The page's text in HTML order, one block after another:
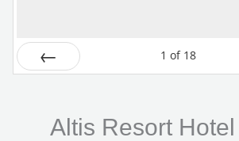
1 of 18
Altis Resort